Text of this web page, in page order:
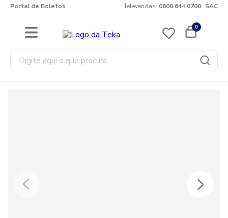
Portal de Boletos Televendas: 0800 644 0700 SAC
0
Digite aqui o que procura